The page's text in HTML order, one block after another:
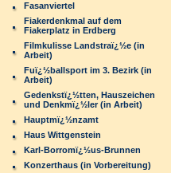
Fasanviertel
Fiakerdenkmal auf dem
Fiakerplatz in Erdberg
Filmkulisse Landstraï¿½e (in
Arbeit)
Fuï¿½ballsport im 3. Bezirk (in
Arbeit)
Gedenkstï¿½tten, Hauszeichen
und Denkmï¿½ler (in Arbeit)
Hauptmï¿½nzamt
Haus Wittgenstein
Karl-Borromï¿½us-Brunnen
Konzerthaus (in Vorbereitung)